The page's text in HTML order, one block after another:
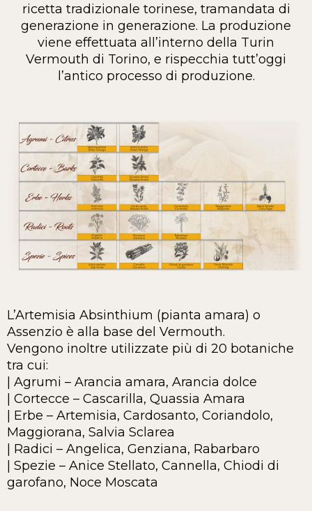
ricetta tradizionale torinese, tramandata di
generazione in generazione. La produzione
viene effettuata all’interno della Turin
Vermouth di Torino, e rispecchia tutt’oggi
l’antico processo di produzione.
L’Artemisia Absinthium (pianta amara) o
Assenzio è alla base del Vermouth.
Vengono inoltre utilizzate più di 20 botaniche
tra cui:
| Agrumi – Arancia amara, Arancia dolce
| Cortecce – Cascarilla, Quassia Amara
| Erbe – Artemisia, Cardosanto, Coriandolo,
Maggiorana, Salvia Sclarea
| Radici – Angelica, Genziana, Rabarbaro
| Spezie – Anice Stellato, Cannella, Chiodi di
garofano, Noce Moscata